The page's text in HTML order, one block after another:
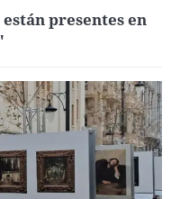
presentes en